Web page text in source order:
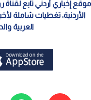
موقع إخباري أردني تابع لقناة
الأردنية، تغطيات شاملة
العربية